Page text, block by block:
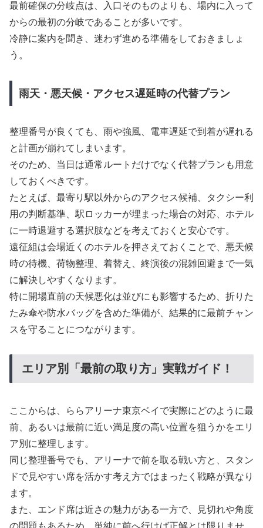
最前確保の分岐点は、入口そのものよりも、場内に入って
からの最初の分岐であることが多いです。
冷静に案内を聞き、迷わず進める準備をしておきましょ
う。
雨天・悪天候・アクセス遅延時の代替プラン
整理番号が良くても、雨や強風、電車遅延で到着が遅れる
と計画が崩れてしまいます。
そのため、当日は通常ルートだけでなく代替プランも用意
しておくべきです。
たとえば、最寄り駅以外からのアクセス候補、タクシー利
用の判断基準、駅ロッカーが埋まった場合の対応、ホテル
に一時退避する選択肢などを考えておくと安心です。
遠征組は会場近くのホテルを押さえておくことで、悪天候
時の待機、荷物整理、着替え、終演後の混雑回避まで一気
に解決しやすくなります。
特に開場直前の天候悪化は並びにも影響するため、折りた
たみ傘や防水バッグを含めた準備が、結果的に最前チャン
スを守ることにつながります。
エリア別「最前の取り方」実戦ガイド！
ここからは、ららアリーナ東京ベイで実際にどのように最
前、あるいは最前に近い満足度の高い位置を狙うかをエリ
ア別に整理します。
同じ整理番号でも、アリーナで前を取る戦い方と、スタン
ドで見やすい席を活かす考え方ではまったく戦略が異なり
ます。
また、エンド席は近さの魅力がある一方で、見切れや角度
の問題もあるため、単純に前へ行けば正解とは限りませ